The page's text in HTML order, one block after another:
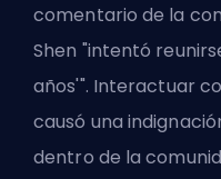
comentario de la
Shen "intentó
años'". Interactuar
causó una
dentro de la